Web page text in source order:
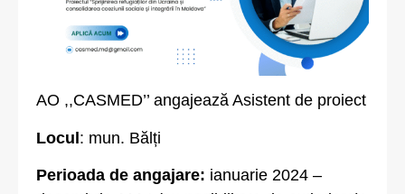
AO ,,CASMED’’ angajează Asistent de proiect
Locul: mun. Bălți
Perioada de angajare: ianuarie 2024 –